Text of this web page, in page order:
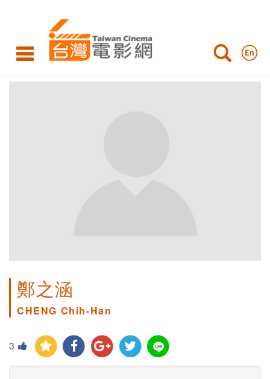
鄭之涵
CHENG Chih-Han
3